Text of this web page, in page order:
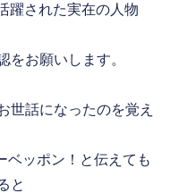
躍された実在の人物
をお願いします。
世話になったのを覚え
ベッポン！と伝えても
と